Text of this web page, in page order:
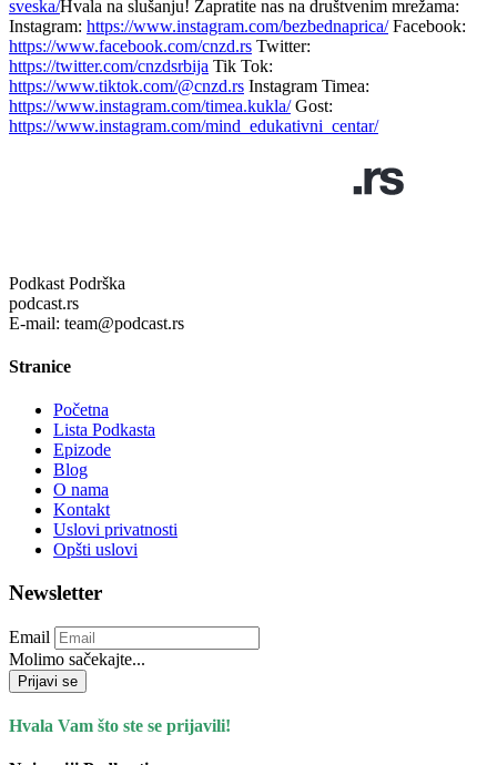
sveska/Hvala na slušanju! Zapratite nas na društvenim mrežama:
Instagram: https://www.instagram.com/bezbednaprica/Facebook:
https://www.facebook.com/cnzd.rs Twitter:
https://twitter.com/cnzdsrbija Tik Tok:
https://www.tiktok.com/@cnzd.rs Instagram Timea:
https://www.instagram.com/timea.kukla/Gost:
https://www.instagram.com/mind_edukativni_centar/
Podkast Podrška
podcast.rs
E-mail: team@podcast.rs
Stranice
Početna
Lista Podkasta
Epizode
Blog
O nama
Kontakt
Uslovi privatnosti
Opšti uslovi
Newsletter
Email
Molimo sačekajte...
Prijavi se
Hvala Vam što ste se prijavili!